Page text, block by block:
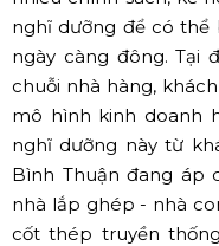
nghĩ dưỡng để có thể
ngày càng đông. Tại
chuỗi nhà hàng,
mô hình kinh doanh
nghĩ dưỡng này từ
Bình Thuận đang áp
nhà lắp ghép - nhà
cốt thép truyền